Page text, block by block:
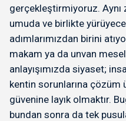
gerçekleştirmiyoruz.
umuda ve birlikte
adımlarımızdan birini
makam ya da unvan
anlayışımızda siyaset;
kentin sorunlarına çözüm
güvenine layık olmaktır.
bundan sonra da tek